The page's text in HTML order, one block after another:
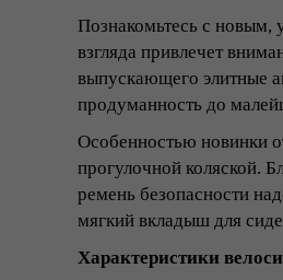
Познакомьтесь с
взгляда привлечет
выпускающего элитные
продуманность до
Особенностью новинки
прогулочной коляской.
ремень безопасности
мягкий вкладыш для
Характеристики